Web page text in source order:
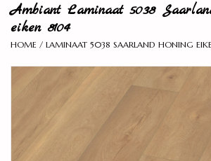
Parket
Ambiant Laminaat 5038
eiken 8104
HOME / LAMINAAT 5038 SAARLAND HONING